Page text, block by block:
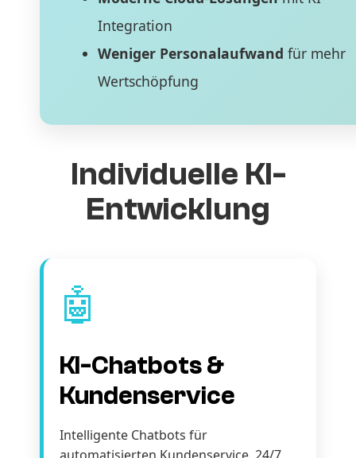
Integration
Weniger Personalaufwand für mehr
Wertschöpfung
Individuelle KI-
Entwicklung
🤖
KI-Chatbots &
Kundenservice
Intelligente Chatbots für